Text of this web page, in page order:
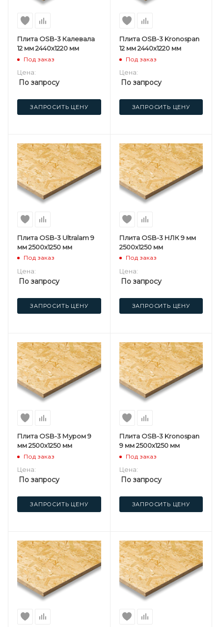
Плита OSB-3 Калевала
12 мм 2440х1220 мм
Под заказ
Цена:
По запросу
ЗАПРОСИТЬ ЦЕНУ
Плита OSB-3 Kronospan
12 мм 2440х1220 мм
Под заказ
Цена:
По запросу
ЗАПРОСИТЬ ЦЕНУ
Плита OSB-3 Ultralam 9
мм 2500х1250 мм
Под заказ
Цена:
По запросу
ЗАПРОСИТЬ ЦЕНУ
Плита OSB-3 НЛК 9 мм
2500х1250 мм
Под заказ
Цена:
По запросу
ЗАПРОСИТЬ ЦЕНУ
Плита OSB-3 Муром 9
мм 2500х1250 мм
Под заказ
Цена:
По запросу
ЗАПРОСИТЬ ЦЕНУ
Плита OSB-3 Kronospan
9 мм 2500х1250 мм
Под заказ
Цена:
По запросу
ЗАПРОСИТЬ ЦЕНУ